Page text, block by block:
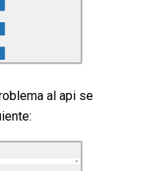
al api se